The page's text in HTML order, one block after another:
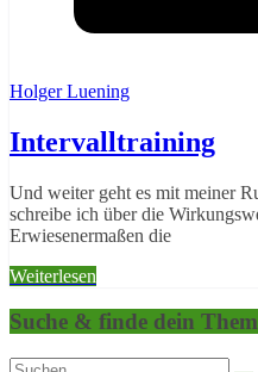
Holger Luening
Intervalltraining
Und weiter geht es mit meiner
schreibe ich über die
Erwiesenermaßen die
Weiterlesen
Suche & finde dein